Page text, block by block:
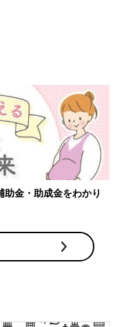
金・助成金をわかり